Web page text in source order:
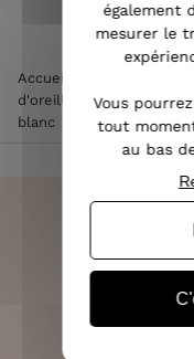
Accueil
d'oreilles femme >
blanc
également
mesurer le
Vous
tout
au bas